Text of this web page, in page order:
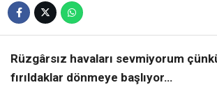
Rüzgârsız havaları sevmiyorum
fırıldaklar dönmeye başlıyor…